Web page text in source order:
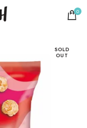
0
SOLD
OUT